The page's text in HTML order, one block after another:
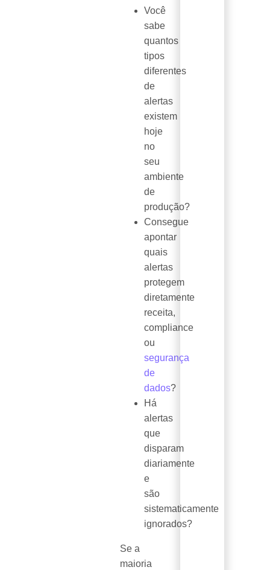
Você
sabe
quantos
tipos
diferentes
de
alertas
existem
hoje
no
seu
ambiente
de
produção?
Consegue
apontar
quais
alertas
protegem
diretamente
receita,
compliance
ou
segurança
de
dados?
Há
alertas
que
disparam
diariamente
e
são
sistematicamente
ignorados?
Se a
maioria